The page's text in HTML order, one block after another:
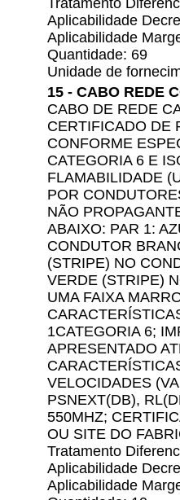
Tratamento
Aplicabilidade
Aplicabilidade
Quantidade: 69
Unidade de
15 - CABO REDE
CABO DE REDE
CERTIFICADO DE
CONFORME
CATEGORIA 6 E
FLAMABILIDADE
POR
NÃO
ABAIXO: PAR 1:
CONDUTOR
(STRIPE) NO
VERDE (STRIPE)
UMA FAIXA
1CATEGORIA 6;
APRESENTADO
VELOCIDADES
PSNEXT(DB),
550MHZ;
OU SITE DO
Tratamento
Aplicabilidade
Aplicabilidade